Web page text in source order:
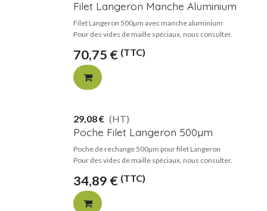
Filet Langeron Manche Aluminium
Filet Langeron 500µm avec manche aluminium
Pour des vides de maille spéciaux, nous consulter.
70,75 € (TTC)
Poche Filet Langeron 500µm
Poche de rechange 500µm pour filet Langeron
Pour des vides de maille spéciaux, nous consulter.
34,89 € (TTC)
29,08€ (HT)